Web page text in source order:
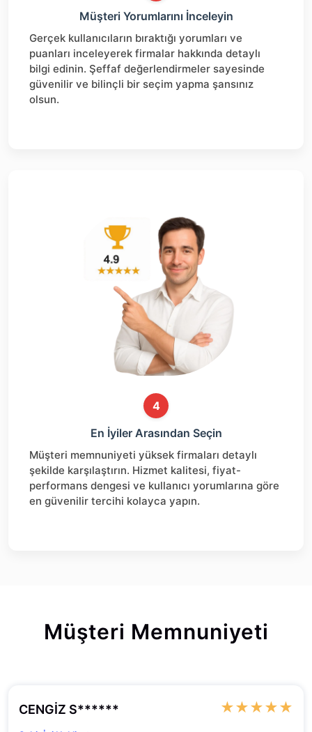
Müşteri Yorumlarını İnceleyin
Gerçek kullanıcıların bıraktığı yorumları ve
puanları inceleyerek firmalar hakkında detaylı
bilgi edinin. Şeffaf değerlendirmeler sayesinde
güvenilir ve bilinçli bir seçim yapma şansınız
olsun.
4
En İyiler Arasından Seçin
Müşteri memnuniyeti yüksek firmaları detaylı
şekilde karşılaştırın. Hizmet kalitesi, fiyat-
performans dengesi ve kullanıcı yorumlarına göre
en güvenilir tercihi kolayca yapın.
Müşteri Memnuniyeti
CENGİZ S****** ★★★★★